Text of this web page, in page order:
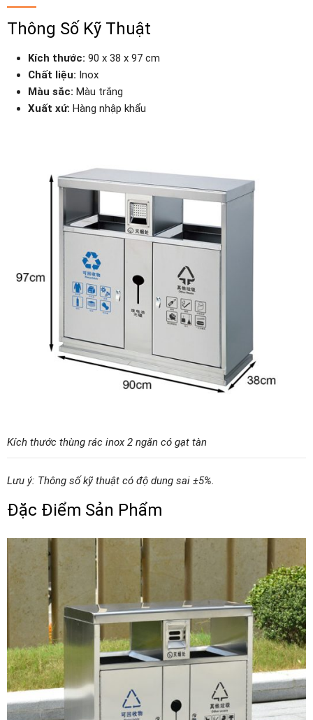
Thông Số Kỹ Thuật
Kích thước: 90 x 38 x 97 cm
Chất liệu: Inox
Màu sắc: Màu trắng
Xuất xứ: Hàng nhập khẩu
Kích thước thùng rác inox 2 ngăn có gạt tàn
Lưu ý: Thông số kỹ thuật có độ dung sai ±5%.
Đặc Điểm Sản Phẩm